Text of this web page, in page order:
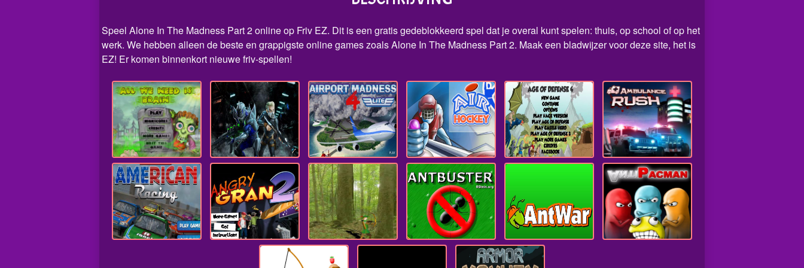
Speel Alone In The Madness Part 2 online op Friv EZ. Dit is een gratis gedeblokkeerd spel dat je overal kunt spelen: thuis, op school of op het
werk. We hebben alleen de beste en grappigste online games zoals Alone In The Madness Part 2. Maak een bladwijzer voor deze site, het is
EZ! Er komen binnenkort nieuwe friv-spellen!